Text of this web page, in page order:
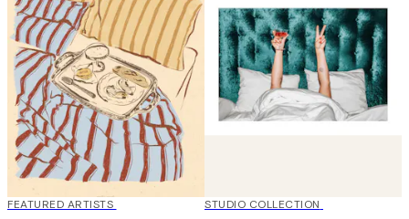
40%*
FEATURED ARTISTS 50%*
STUDIO COLLECTION